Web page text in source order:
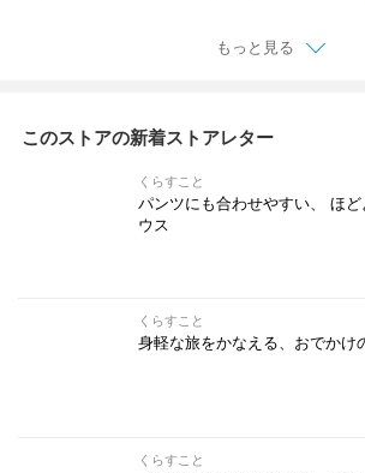
もっと見る
このストアの新着ストアレター
くらすこと
パンツにも合わせやすい、 ほ
ウス
くらすこと
身軽な旅をかなえる、おでかけ
くらすこと